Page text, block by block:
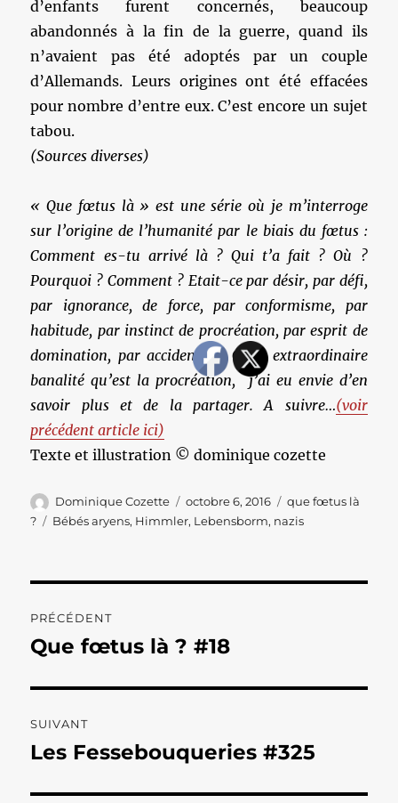
d’enfants furent concernés, beaucoup
abandonnés à la fin de la guerre, quand ils
n’avaient pas été adoptés par un couple
d’Allemands. Leurs origines ont été effacées
pour nombre d’entre eux. C’est encore un sujet
tabou.
(Sources diverses)
« Que fœtus là » est une série où je m’interroge
sur l’origine de l’humanité par le biais du fœtus :
Comment es-tu arrivé là ? Qui t’a fait ? Où ?
Pourquoi ? Comment ? Etait-ce par désir, par défi,
par ignorance, de force, par conformisme, par
habitude, par instinct de procréation, par esprit de
domination, par accident ?… Cette extraordinaire
banalité qu’est la procréation, j’ai eu envie d’en
savoir plus et de la partager. A suivre…(voir
précédent article ici)
Texte et illustration © dominique cozette
Auteur
Dominique Cozette
Publié
le
octobre 6, 2016 Catégories
que fœtus là
?
Étiquettes
Bébés aryens, Himmler, Lebensborm, nazis
de
PRÉCÉDENT
Publication
Que fœtus là ? #18
SUIVANT
Publication
Les Fessebouqueries #325